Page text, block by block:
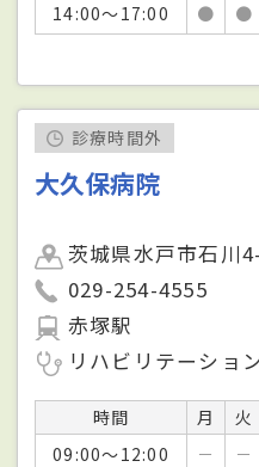
14:00～17:00
● ●
診療時間外
大久保病院
茨城県水戸市石川
029-254-4555
赤塚駅
リハビリテーショ
時間 月 火
09:00～12:00
－ －